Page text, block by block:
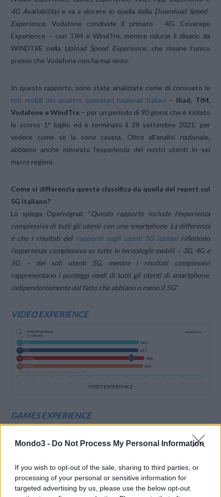
Mondo3 - Do Not Process My Personal Information
If you wish to opt-out of the sale, sharing to third parties, or
processing of your personal or sensitive information for
targeted advertising by us, please use the below opt-out
4G Availability)e va a vincere in quella della Download Speed ​​
Experience. Vodafone condivide il primato -4G Coverage
Experience – con TIM e WindTre, mentre riducie il divario da
WINDTRE nella Upload Speed ​​Experience, che rimane l’unico
premio che Vodafone non ha mai vinto.
In questo rapporto, sono state analizzate come di consueto le
reti mobili dei quattro operatori nazionali italiani– Iliad, TIM,
Vodafone e WindTre – per un periodo di 90 giorni che è iniziato
lo scorso 1° luglio ed è terminato il 28 settembre 2021, per
vedere come se la sono cavata. Oltre all’analisi nazionale,
abbiamo anche misurato l’esperienza dei nostri utenti in sei
macro regioni.
Come si differenzia questa classifica da quella del report sul
5G italiano?
Lo spiega Opensignal: “ Questo rapporto include l’esperienza
complessiva di tutti gli utenti con uno smartphone. La differenza
è che i risultati del rapporto sugli utenti 5G italianiriflettono
l’esperienza complessiva su tutte le tecnologie mobili – 3G, 4G e
5G – dei soli utenti 5G, mentre i risultati complessivi
rappresentano i punteggi medi di tutti gli utenti di smartphone,
indipendentemente dal fatto che abbiano o meno il 5G.”
VIDEO EXPERIENCE
VIDEO EXPERIENCE
GAMES EXPERIENCE
GAMES EXPERIENCE